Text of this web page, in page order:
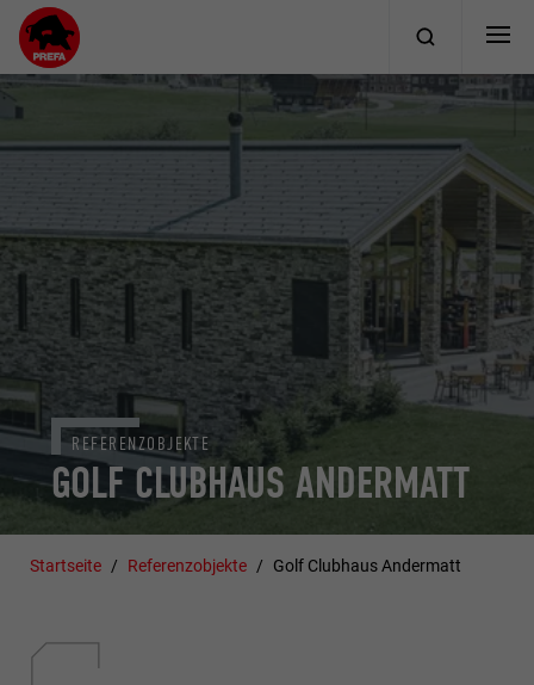
GOLF CLUBHAUS ANDERMATT
REFERENZOBJEKTE
Startseite Referenzobjekte Golf Clubhaus Andermatt